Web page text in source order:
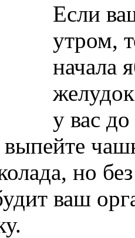
Если
утром,
начала
у вас
выпейте
но
ваш